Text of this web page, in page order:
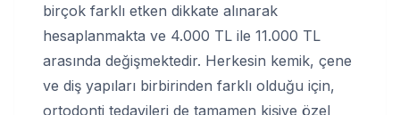
birçok farklı etken dikkate alınarak
hesaplanmakta ve 4.000 TL ile 11.000 TL
arasında değişmektedir. Herkesin kemik, çene
ve diş yapıları birbirinden farklı olduğu için,
ortodonti tedavileri de tamamen kişiye özel